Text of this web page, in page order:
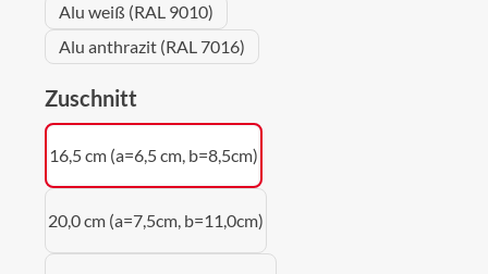
Alu weiß (RAL 9010)
Alu anthrazit (RAL 7016)
Zuschnitt
16,5 cm (a=6,5 cm, b=8,5cm)
20,0 cm (a=7,5cm, b=11,0cm)